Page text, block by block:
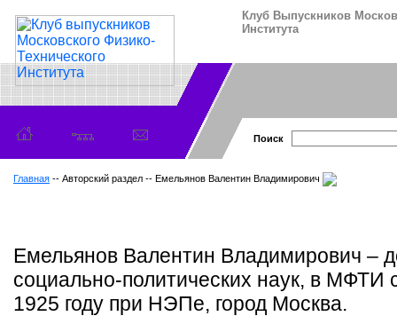
Клуб Выпускников
Института
Поиск
Главная -- Авторский раздел -- Емельянов Валентин Владимирович
Емельянов Валентин Владимирович –
социально-политических наук, в МФТИ
1925 году при НЭПе, город Москва.